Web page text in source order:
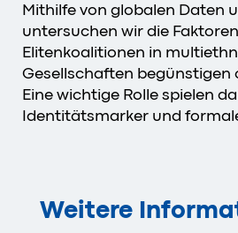
Mithilfe von globalen Daten
untersuchen wir die
Elitenkoalitionen in
Gesellschaften begünstigen
Eine wichtige Rolle spielen
Identitätsmarker und
Weitere